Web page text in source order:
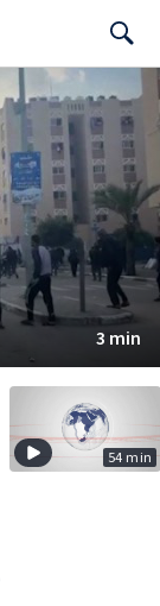
3 min
54 min